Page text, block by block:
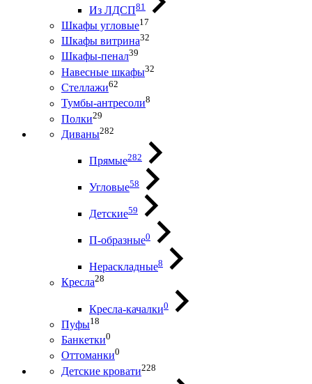
Из ЛДСП81
Шкафы угловые17
Шкафы витрина32
Шкафы-пенал39
Навесные шкафы32
Стеллажи62
Тумбы-антресоли8
Полки29
Диваны282
Прямые282
Угловые58
Детские59
П-образные0
Нераскладные8
Кресла28
Кресла-качалки0
Пуфы18
Банкетки0
Оттоманки0
Детские кровати228